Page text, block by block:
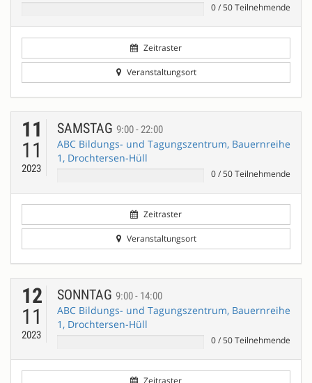
0/50Teilnehmende
Zeitraster
Veranstaltungsort
11
11
2023
SAMSTAG 9:00 - 22:00
ABC Bildungs- und Tagungszentrum, Bauernreihe
1, Drochtersen-Hüll
0/50Teilnehmende
Zeitraster
Veranstaltungsort
12
11
2023
SONNTAG 9:00 - 14:00
ABC Bildungs- und Tagungszentrum, Bauernreihe
1, Drochtersen-Hüll
0/50Teilnehmende
Zeitraster